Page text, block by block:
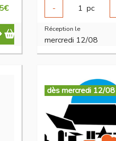
€
-
1 pc
Réception le
mercredi 12/08
dès mercredi 12/08